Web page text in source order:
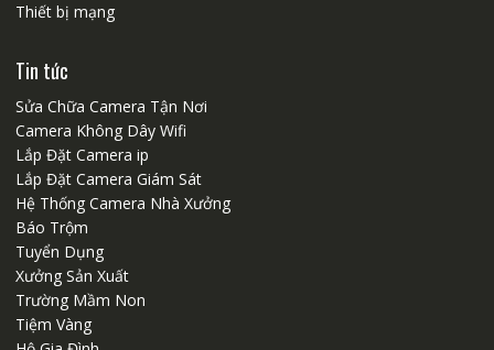
Thiết bị mạng
Tin tức
Sửa Chữa Camera Tận Nơi
Camera Không Dây Wifi
Lắp Đặt Camera ip
Lắp Đặt Camera Giám Sát
Hệ Thống Camera Nhà Xưởng
Báo Trộm
Tuyển Dụng
Xưởng Sản Xuất
Trường Mầm Non
Tiệm Vàng